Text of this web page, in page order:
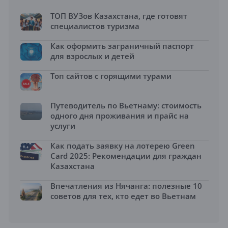
ТОП ВУЗов Казахстана, где готовят
специалистов туризма
Как оформить заграничный паспорт
для взрослых и детей
Топ сайтов с горящими турами
Путеводитель по Вьетнаму: стоимость
одного дня проживания и прайс на
услуги
Как подать заявку на лотерею Green
Card 2025: Рекомендации для граждан
Казахстана
Впечатления из Нячанга: полезные 10
советов для тех, кто едет во Вьетнам